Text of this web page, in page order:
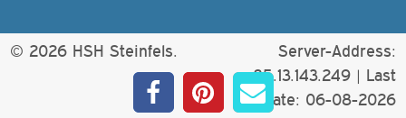
© 2026 HSH Steinfels.
Server-Address:
85.13.143.249 | Last
update: 06-08-2026